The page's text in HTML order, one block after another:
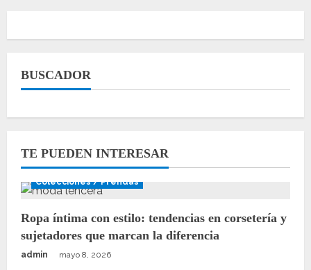
BUSCADOR
TE PUEDEN INTERESAR
Colecciones / Prendas
Ropa íntima con estilo: tendencias en corsetería y
sujetadores que marcan la diferencia
admin mayo 8, 2026